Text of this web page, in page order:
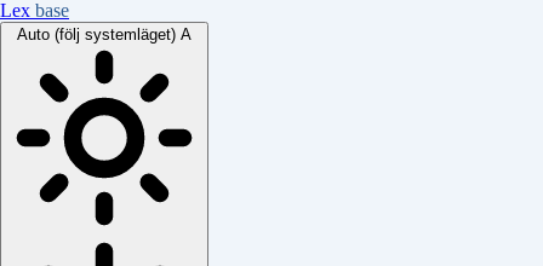
Lex base
Auto (följ systemläget) A